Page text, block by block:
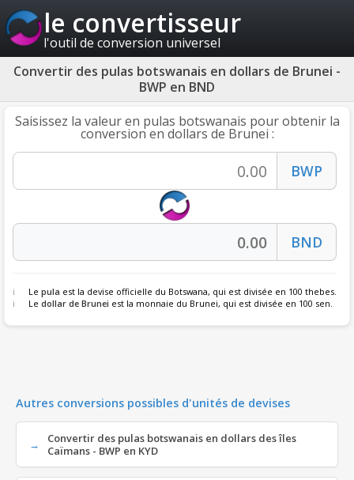
le convertisseur
l'outil de conversion universel
Convertir des pulas botswanais en dollars de Brunei -
BWP en BND
Saisissez la valeur en pulas botswanais pour obtenir la
conversion en dollars de Brunei :
Le pula est la devise officielle du Botswana, qui est divisée en 100 thebes.
Le dollar de Brunei est la monnaie du Brunei, qui est divisée en 100 sen.
Autres conversions possibles d'unités de devises
Convertir des pulas botswanais en dollars des îles
Caïmans - BWP en KYD